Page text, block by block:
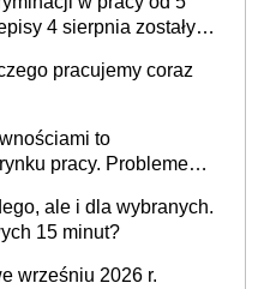
4 sierpnia zostały
pracujemy coraz
to
pracy. Problemem
systemu i
[WYWIAD]
ale i dla wybranych.
15 minut?
wrześniu 2026 r.